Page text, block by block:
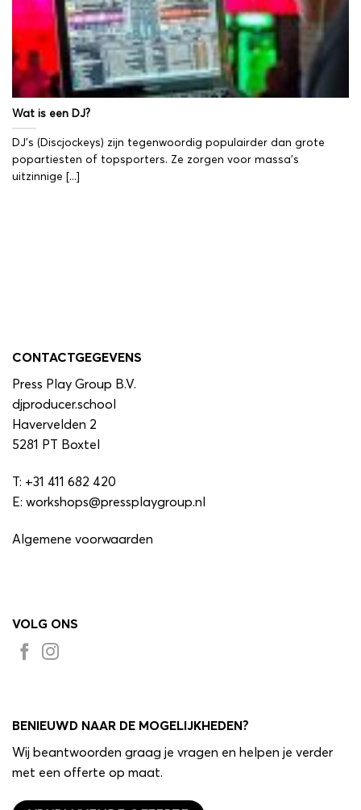
Wat is een DJ?
DJ’s (Discjockeys) zijn tegenwoordig populairder dan grote
popartiesten of topsporters. Ze zorgen voor massa’s
uitzinnige [...]
CONTACTGEGEVENS
Press Play Group B.V.
djproducer.school
Havervelden 2
5281 PT Boxtel
T: +31 411 682 420
E: workshops@pressplaygroup.nl
Algemene voorwaarden
VOLG ONS
BENIEUWD NAAR DE MOGELIJKHEDEN?
Wij beantwoorden graag je vragen en helpen je verder
met een offerte op maat.